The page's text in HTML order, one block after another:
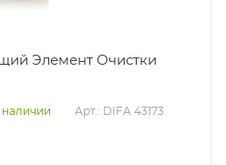
Элемент Очистки
наличии Арт.: DIFA 43173